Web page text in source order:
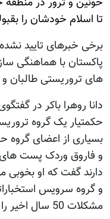
تا اسلام خودشان را
برخی خبرهای تایید
پاکستان با هماهنگی
های تروریستی طالبان و
دانا روهرا باکر در
حکمتیار یک گروه
بسیاری از اعضای گروه
و فاروق وردک پست
دارند گفت که او بخوبی
و گروه سرویس
مشکلات 50 سال اخیر را بوجود آورده اند وابسته است.